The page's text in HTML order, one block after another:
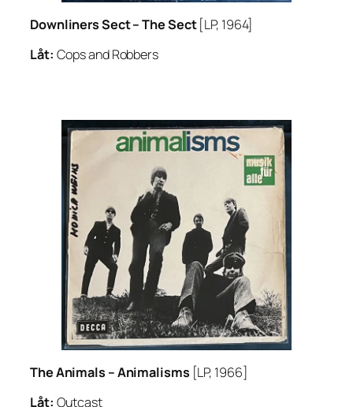
Downliners Sect –The Sect [LP, 1964]
Låt: Cops and Robbers
The Animals –Animalisms [LP, 1966]
Låt: Outcast